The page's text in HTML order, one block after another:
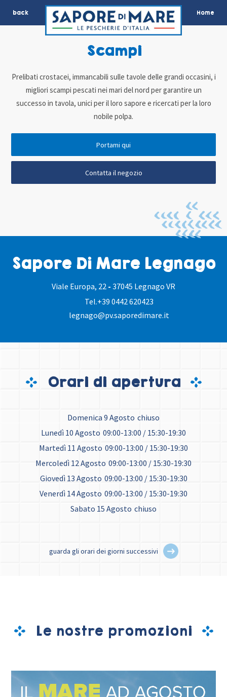
back Home
Sapore Di Mare Legnago
Viale Europa, 22 - 37045 Legnago VR
Tel.+39 0442 620423
legnago@pv.saporedimare.it
Scampi
Prelibati crostacei, immancabili sulle tavole delle grandi occasini, i
migliori scampi pescati nei mari del nord per garantire un
successo in tavola, unici per il loro sapore e ricercati per la loro
nobile polpa.
Portami qui
Contatta il negozio
Orari di apertura
Domenica 9 Agosto chiuso
Lunedì 10 Agosto 09:00-13:00 / 15:30-19:30
Martedì 11 Agosto 09:00-13:00 / 15:30-19:30
Mercoledì 12 Agosto 09:00-13:00 / 15:30-19:30
Giovedì 13 Agosto 09:00-13:00 / 15:30-19:30
Venerdì 14 Agosto 09:00-13:00 / 15:30-19:30
Sabato 15 Agosto chiuso
guarda gli orari dei giorni successivi
Le nostre promozioni